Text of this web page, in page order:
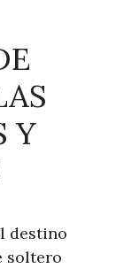
Y
destino
soltero